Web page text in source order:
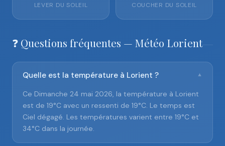
LEVER DU SOLEIL COUCHER DU SOLEIL
❓ Questions fréquentes — Météo Lorient
Quelle est la température à Lorient ? ▼
Ce Dimanche 24 mai 2026, la température à Lorient
est de 19°C avec un ressenti de 19°C. Le temps est
Ciel dégagé. Les températures varient entre 19°C et
34°C dans la journée.